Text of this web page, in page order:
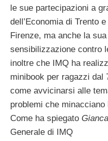
le sue partecipazioni a
dell’Economia di Trento
Firenze, ma anche la
sensibilizzazione contro
inoltre che IMQ ha
minibook per ragazzi dal
come avvicinarsi alle
problemi che
Come ha spiegato
Generale di IMQ